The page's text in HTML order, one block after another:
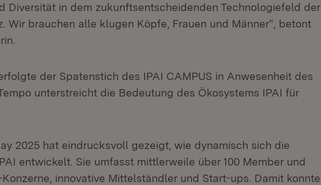
Diversität in dem zukunftsentscheidenden Technologiefeld der
Wir brauchen alle klugen Köpfe, Frauen und Männer“, betont
der Spatenstich des IPAI CAMPUS in Anwesenheit des
unterstreicht die Bedeutung des Ökosystems IPAI für
2025 hat eindrucksvoll gezeigt, wie dynamisch sich die
entwickelt. Sie umfasst mittlerweile über 100 Member und
innovative Mittelständler und Start-ups. Damit konnte